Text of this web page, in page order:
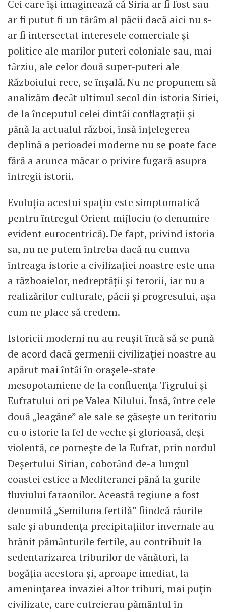
Cei care ȋşi imaginează că Siria ar fi fost sau
ar fi putut fi un tărȃm al păcii dacă aici nu s-
ar fi intersectat interesele comerciale şi
politice ale marilor puteri coloniale sau, mai
tȃrziu, ale celor două super-puteri ale
Războiului rece, se ȋnşală. Nu ne propunem să
analizăm decȃt ultimul secol din istoria Siriei,
de la ȋnceputul celei dintȃi conflagraţii şi
pȃnă la actualul război, ȋnsă ȋnţelegerea
deplină a perioadei moderne nu se poate face
fără a arunca măcar o privire fugară asupra
ȋntregii istorii.
Evoluţia acestui spaţiu este simptomatică
pentru ȋntregul Orient mijlociu (o denumire
evident eurocentrică). De fapt, privind istoria
sa, nu ne putem ȋntreba dacă nu cumva
ȋntreaga istorie a civilizaţiei noastre este una
a războaielor, nedreptăţii şi terorii, iar nu a
realizărilor culturale, păcii şi progresului, aşa
cum ne place să credem.
Istoricii moderni nu au reuşit ȋncă să se pună
de acord dacă germenii civilizaţiei noastre au
apărut mai ȋntȃi ȋn oraşele-state
mesopotamiene de la confluenţa Tigrului şi
Eufratului ori pe Valea Nilului. Însă, ȋntre cele
două „leagăne” ale sale se găseşte un teritoriu
cu o istorie la fel de veche şi glorioasă, deşi
violentă, ce porneşte de la Eufrat, prin nordul
Deşertului Sirian, coborȃnd de-a lungul
coastei estice a Mediteranei pȃnă la gurile
fluviului faraonilor. Această regiune a fost
denumită „Semiluna fertilă” fiindcă rȃurile
sale şi abundenţa precipitaţiilor invernale au
hrănit pămȃnturile fertile, au contribuit la
sedentarizarea triburilor de vȃnători, la
bogăţia acestora şi, aproape imediat, la
ameninţarea invaziei altor triburi, mai puţin
civilizate, care cutreierau pămȃntul ȋn